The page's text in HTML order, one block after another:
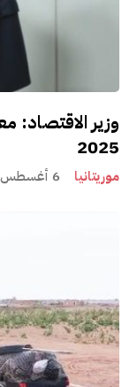
2025
موريتانيا 6 أغسطس 2026، 13:23 مساءً